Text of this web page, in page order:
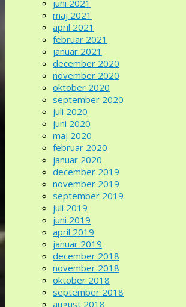
juni 2021
maj 2021
april 2021
februar 2021
januar 2021
december 2020
november 2020
oktober 2020
september 2020
juli 2020
juni 2020
maj 2020
februar 2020
januar 2020
december 2019
november 2019
september 2019
juli 2019
juni 2019
april 2019
januar 2019
december 2018
november 2018
oktober 2018
september 2018
august 2018